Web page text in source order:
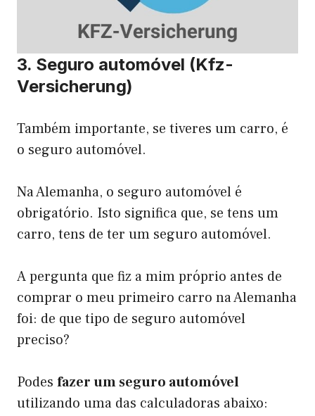
3. Seguro automóvel (Kfz-
Versicherung)
Também importante, se tiveres um carro, é
o seguro automóvel.
Na Alemanha, o seguro automóvel é
obrigatório. Isto significa que, se tens um
carro, tens de ter um seguro automóvel.
A pergunta que fiz a mim próprio antes de
comprar o meu primeiro carro na Alemanha
foi: de que tipo de seguro automóvel
preciso?
Podes fazer um seguro automóvel
utilizando uma das calculadoras abaixo: